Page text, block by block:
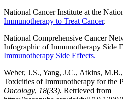
National Cancer Institute at the
Immunotherapy to Treat Cancer.
National Comprehensive Cancer
Infographic of Immunotherapy Side
Immunotherapy Side Effects.
Weber, J.S., Yang, J.C., Atkins,
Toxicities of Immunotherapy for the
Oncology, 18(33). Retrieved from